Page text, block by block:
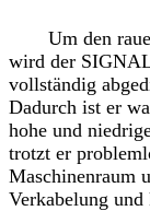
Um den rauen
wird der
vollständig
Dadurch ist er
hohe und
trotzt er
Maschinenraum
Verkabelung